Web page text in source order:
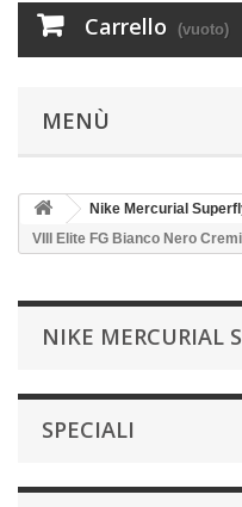
Carrello (vuoto)
MENÙ
Nike Mercurial
VIII Elite FG Bianco Nero
NIKE MERCURIAL
SPECIALI